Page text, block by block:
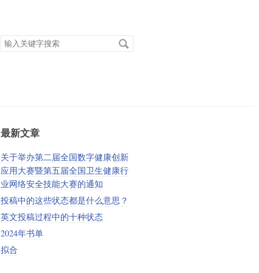
搜
最新文章
关于举办第二届全国数字健康创新
应用大赛暨第五届全国卫生健康行
业网络安全技能大赛的通知
投稿中的这些状态都是什么意思？
英文投稿过程中的十种状态
2024年书单
拟合